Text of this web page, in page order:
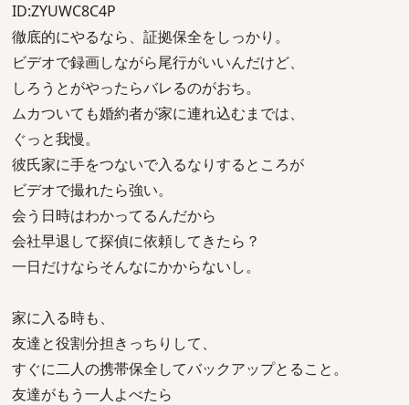
ID:ZYUWC8C4P
徹底的にやるなら、証拠保全をしっかり。
ビデオで録画しながら尾行がいいんだけど、
しろうとがやったらバレるのがおち。
ムカついても婚約者が家に連れ込むまでは、
ぐっと我慢。
彼氏家に手をつないで入るなりするところが
ビデオで撮れたら強い。
会う日時はわかってるんだから
会社早退して探偵に依頼してきたら？
一日だけならそんなにかからないし。
家に入る時も、
友達と役割分担きっちりして、
すぐに二人の携帯保全してバックアップとること。
友達がもう一人よべたら